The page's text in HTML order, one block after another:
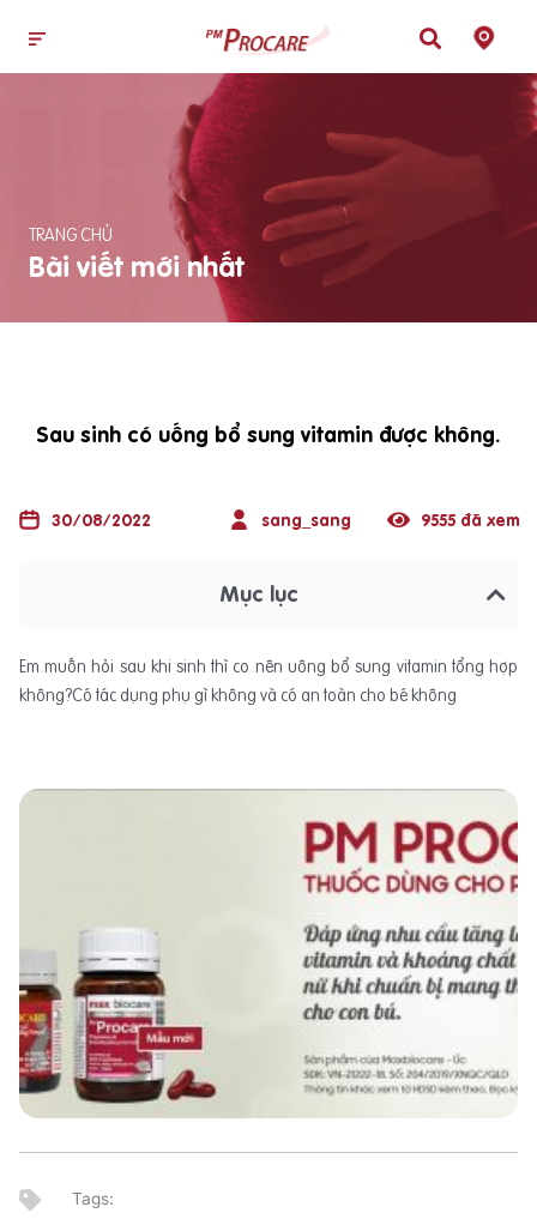
TRANG CHỦ
Bài viết mới nhất
Sau sinh có uống bổ sung vitamin được không.
30/08/2022 sang_sang 9555 đã xem
Mục lục
Em muốn hỏi sau khi sinh thì co nên uông bổ sung vitamin tổng hợp
không?Có tác dụng phụ gì không và có an toàn cho bé không